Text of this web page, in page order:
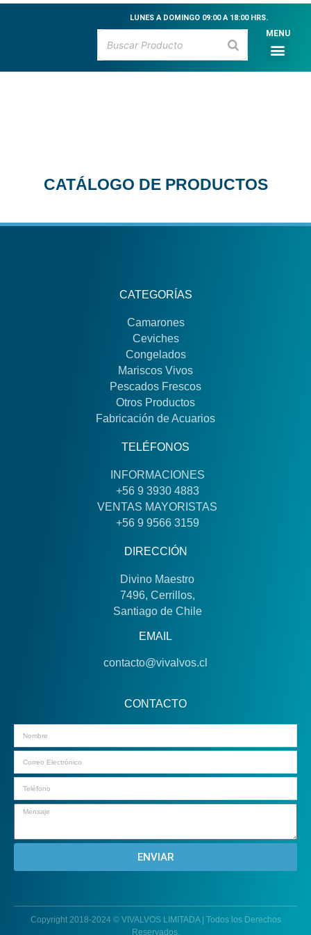
Ir
LUNES A DOMINGO 09:00 A 18:00 HRS.
MENU
CATÁLOGO DE PRODUCTOS
CATEGORÍAS
Camarones
Ceviches
Congelados
Mariscos Vivos
Pescados Frescos
Otros Productos
Fabricación de Acuarios
TELÉFONOS
INFORMACIONES
+56 9 3930 4883
VENTAS MAYORISTAS
+56 9 9566 3159
DIRECCIÓN
Divino Maestro
7496, Cerrillos,
Santiago de Chile
EMAIL
contacto@vivalvos.cl
CONTACTO
Email
ENVIAR
Copyright 2018-2024 © VIVALVOS LIMITADA | Todos los Derechos
Reservados.